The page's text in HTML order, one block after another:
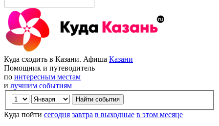
Куда сходить в Казани. Афиша Казани
Помощник и путеводитель
по интересным местам
и лучшим событиям
Куда пойти сегодня завтра в выходные в этом месяце